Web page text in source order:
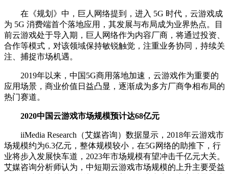
在《规划》中，巨人网络提到，进入 5G 时代，云游戏成
为 5G 消费端首个落地应用，其发展与布局成为业界热点。目
前云游戏处于导入期，巨人网络作为内容厂商，将通过投资、
合作等模式，对该领域保持敏锐触觉，注重业务协同，持续关
注、捕捉市场机遇。
2019年以来，中国5G商用落地加速，云游戏作为重要的
应用场景，商业价值日益凸显，逐渐成为多方厂商争相布局的
热门赛道。
2020中国云游戏市场规模预计达68亿元
iiMedia Research（艾媒咨询）数据显示，2018年云游戏市
场规模约为6.3亿元，整体规模较小，在5G网络的助推下，行
业将步入发展快车道，2023年市场规模有望冲击千亿元大关。
艾媒咨询分析师认为，中短期云游戏市场规模的上升主要受益